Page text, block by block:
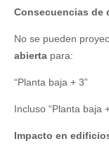
Consecuencias de
No se pueden
abierta para:
“Planta baja + 3”
Incluso “Planta baja
Impacto en